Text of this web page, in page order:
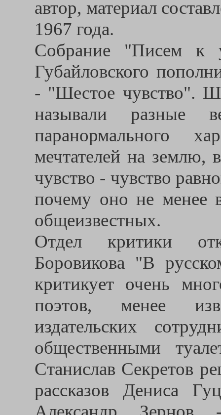
автор, материал
1967 года.
Собрание "Писем к
Губайловского
- "Шестое чувство".
называли разные
паранормального
мечтателей на землю,
чувство - чувство
почему оно не менее
общеизвестных.
Отдел критики
Боровикова "В
критикует очень
поэтов, менее
издательских
общественными
Станислав Секретов
рассказов Дениса